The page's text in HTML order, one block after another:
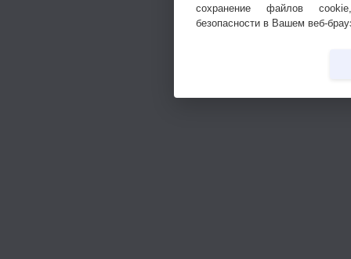
сохранение файлов
безопасности в Вашем веб-